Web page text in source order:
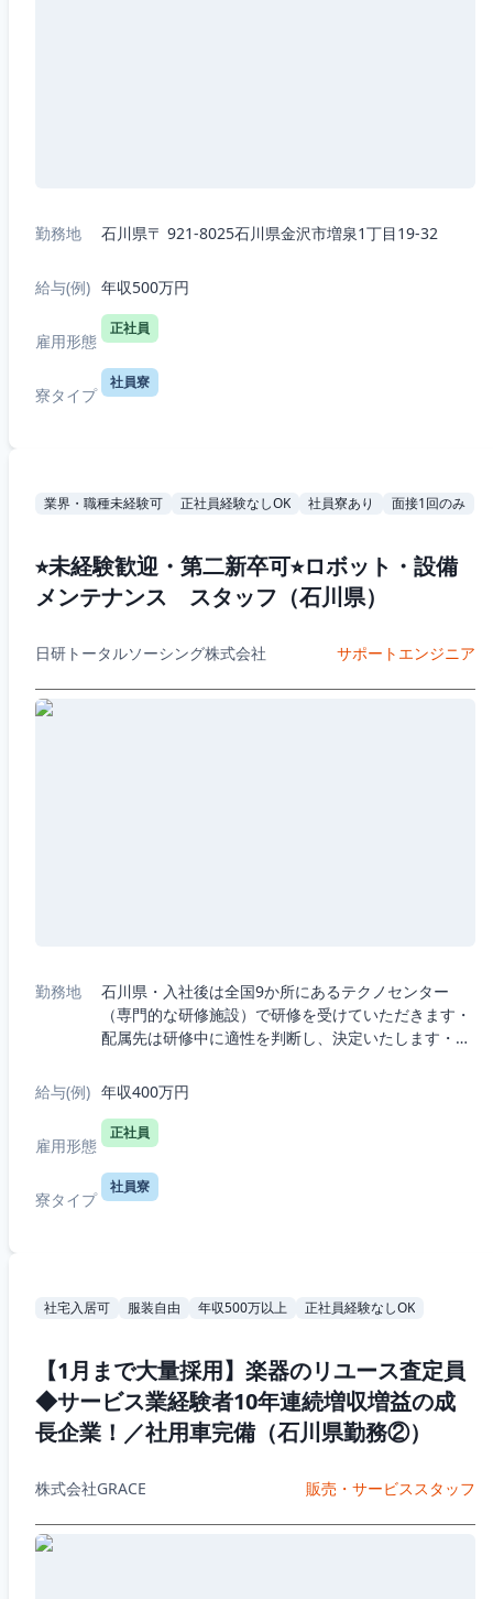
勤務地 石川県〒 921-8025石川県金沢市増泉1丁目19-32
給与(例) 年収500万円
雇用形態
正社員
寮タイプ
社員寮
業界・職種未経験可 正社員経験なしOK 社員寮あり 面接1回のみ
⭐︎未経験歓迎・第二新卒可⭐︎ロボット・設備
メンテナンス スタッフ（石川県）
日研トータルソーシング株式会社 サポートエンジニア
勤務地
石川県・入社後は全国9か所にあるテクノセンター
（専門的な研修施設）で研修を受けていただきます・
配属先は研修中に適性を判断し、決定いたします・転
現在お住まいの地方区分での配属となります！・4...
給与(例) 年収400万円
雇用形態
正社員
寮タイプ
社員寮
社宅入居可 服装自由 年収500万以上 正社員経験なしOK
【1月まで大量採用】楽器のリユース査定員
◆サービス業経験者10年連続増収増益の成
長企業！／社用車完備（石川県勤務②）
株式会社GRACE 販売・サービススタッフ